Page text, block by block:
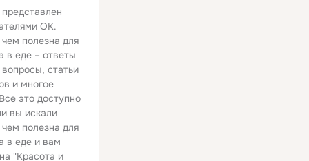
ОК.
полезна для
в еде – ответы
статьи
и многое
это доступно
вы искали
полезна для
в еде и вам
"Красота и